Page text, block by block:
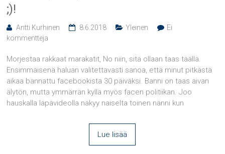
;)!
Antti Kurhinen 8.6.2018 Yleinen
Ei
kommentteja
Morjestaa rakkaat marakatit, No niin, sitä ollaan taas täällä.
Ensimmäisenä haluan valitettavasti sanoa, että minut pitkästä
aikaa bannattu facebookista 30 päiväksi. Banni on taas aivan
älytön, mutta ymmärrän kyllä myös facen politiikan. Joo
hauskalla läpävideolla näkyy naiselta toinen nänni kun
Lue lisää